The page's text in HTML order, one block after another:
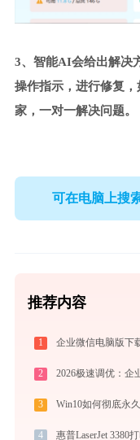
3、智能AI会给出解决
操作指示，进行修复
家，一对一解决问题。
可在电脑上搜
推荐内容
1
2
3
4 惠普LaserJet 3380